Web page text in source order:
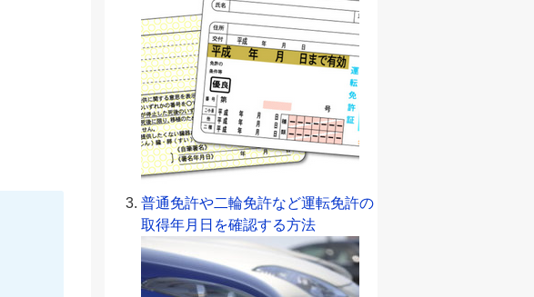
普通免許や二輪免許など運転免許の
取得年月日を確認する方法